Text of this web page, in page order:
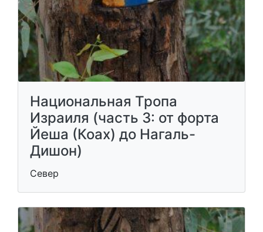
Национальная Тропа
Израиля (часть 3: от форта
Йеша (Коах) до Нагаль-
Дишон)
Север